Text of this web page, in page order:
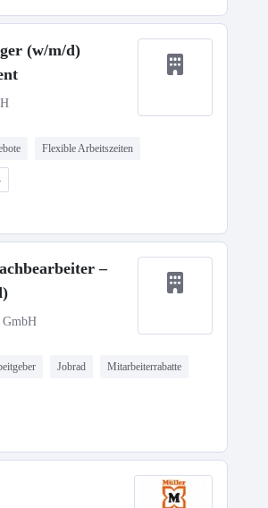
(w/m/d)
Flexible Arbeitszeiten
–
GmbH
Jobrad Mitarbeiterrabatte